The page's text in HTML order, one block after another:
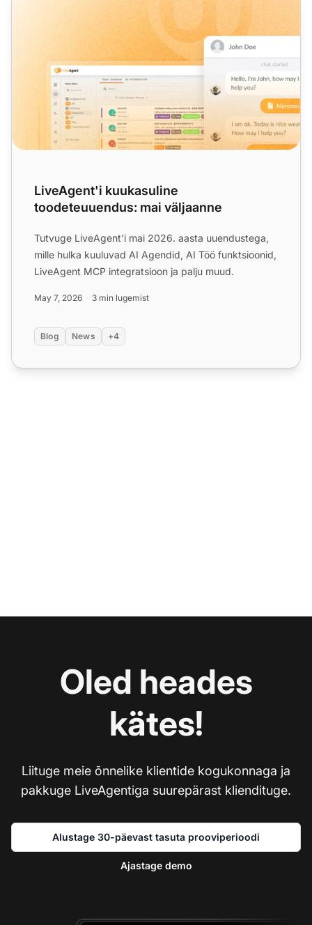
LiveAgent'i kuukasuline
toodeteuuendus: mai väljaanne
Tutvuge LiveAgent'i mai 2026. aasta uuendustega,
mille hulka kuuluvad AI Agendid, AI Töö funktsioonid,
LiveAgent MCP integratsioon ja palju muud.
May 7, 2026 3 min lugemist
Blog News +4
Oled heades
kätes!
Liituge meie õnnelike klientide kogukonnaga ja
pakkuge LiveAgentiga suurepärast kliendituge.
Alustage 30-päevast tasuta prooviperioodi
Ajastage demo